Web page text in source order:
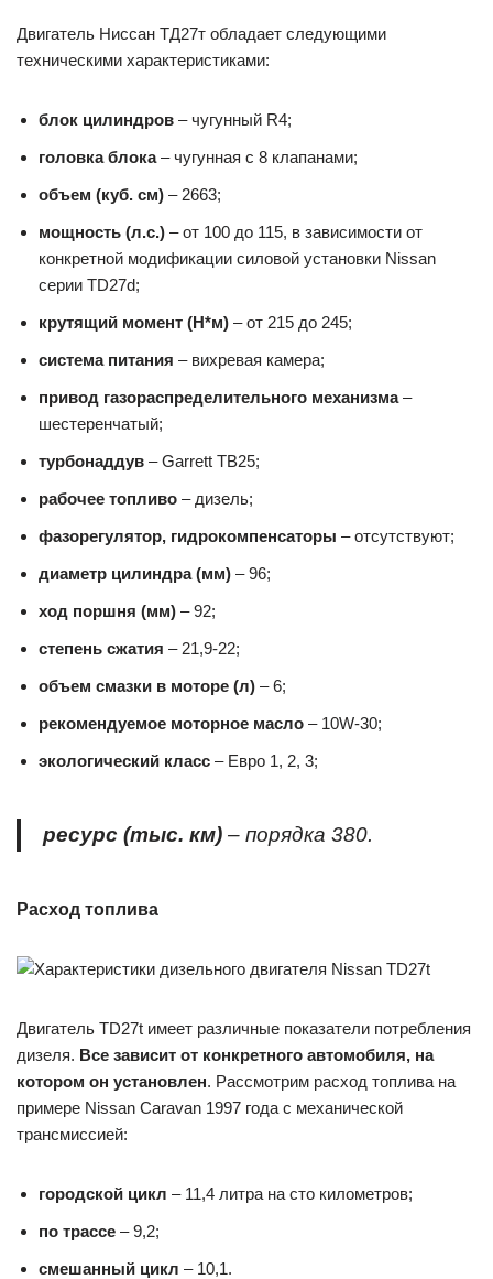
Двигатель Ниссан ТД27т обладает следующими
техническими характеристиками:
блок цилиндров – чугунный R4;
головка блока– чугунная с 8 клапанами;
объем (куб. см) – 2663;
мощность (л.с.) – от 100 до 115, в зависимости от
конкретной модификации силовой установки Nissan
серии TD27d;
крутящий момент (Н*м) – от 215 до 245;
система питания – вихревая камера;
привод газораспределительного механизма–
шестеренчатый;
турбонаддув – Garrett TB25;
рабочее топливо – дизель;
фазорегулятор, гидрокомпенсаторы – отсутствуют;
диаметр цилиндра (мм) – 96;
ход поршня (мм) – 92;
степень сжатия – 21,9-22;
объем смазки в моторе (л) – 6;
рекомендуемое моторное масло – 10W-30;
экологический класс – Евро 1, 2, 3;
ресурс (тыс. км) – порядка 380.
Расход топлива
Двигатель TD27t имеет различные показатели потребления
дизеля. Все зависит от конкретного автомобиля, на
котором он установлен. Рассмотрим расход топлива на
примере Nissan Caravan 1997 года с механической
трансмиссией:
городской цикл – 11,4 литра на сто километров;
по трассе – 9,2;
смешанный цикл – 10,1.